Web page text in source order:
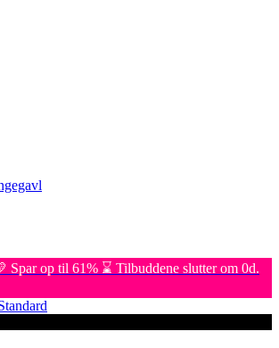
op til 61% ⌛ Tilbuddene slutter om 0d.